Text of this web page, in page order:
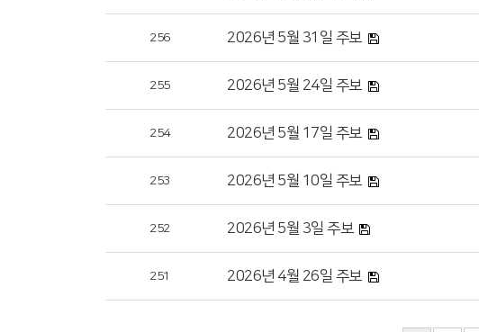
256 2026년 5월 31일 주보
255 2026년 5월 24일 주보
254 2026년 5월 17일 주보
253 2026년 5월 10일 주보
252 2026년 5월 3일 주보
251 2026년 4월 26일 주보